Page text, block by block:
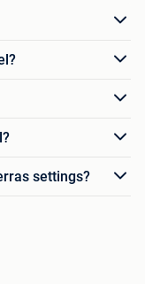
settings?